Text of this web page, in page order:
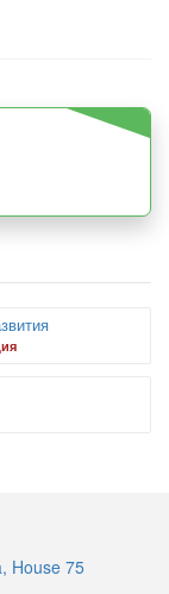
House 75